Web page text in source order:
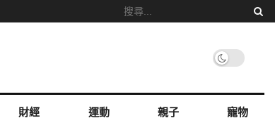
財經 運動 親子 寵物